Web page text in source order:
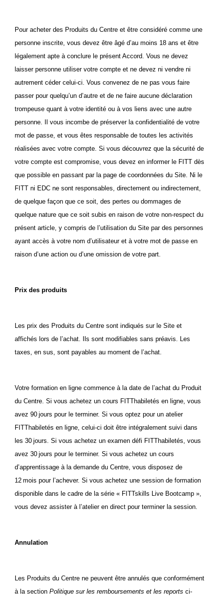
Pour acheter des Produits du Centre et être considéré comme une
personne inscrite, vous devez être âgé d’au moins 18 ans et être
légalement apte à conclure le présent Accord. Vous ne devez
laisser personne utiliser votre compte et ne devez ni vendre ni
autrement céder celui-ci. Vous convenez de ne pas vous faire
passer pour quelqu’un d’autre et de ne faire aucune déclaration
trompeuse quant à votre identité ou à vos liens avec une autre
personne. Il vous incombe de préserver la confidentialité de votre
mot de passe, et vous êtes responsable de toutes les activités
réalisées avec votre compte. Si vous découvrez que la sécurité de
votre compte est compromise, vous devez en informer le FITT dès
que possible en passant par la page de coordonnées du Site. Ni le
FITT ni EDC ne sont responsables, directement ou indirectement,
de quelque façon que ce soit, des pertes ou dommages de
quelque nature que ce soit subis en raison de votre non-respect du
présent article, y compris de l’utilisation du Site par des personnes
ayant accès à votre nom d’utilisateur et à votre mot de passe en
raison d’une action ou d’une omission de votre part.
Prix des produits
Les prix des Produits du Centre sont indiqués sur le Site et
affichés lors de l’achat. Ils sont modifiables sans préavis. Les
taxes, en sus, sont payables au moment de l’achat.
Votre formation en ligne commence à la date de l’achat du Produit
du Centre. Si vous achetez un cours FITThabiletés en ligne, vous
avez 90 jours pour le terminer. Si vous optez pour un atelier
FITThabiletés en ligne, celui-ci doit être intégralement suivi dans
les 30 jours. Si vous achetez un examen défi FITThabiletés, vous
avez 30 jours pour le terminer. Si vous achetez un cours
d’apprentissage à la demande du Centre, vous disposez de
12 mois pour l’achever. Si vous achetez une session de formation
disponible dans le cadre de la série « FITTskills Live Bootcamp »,
vous devez assister à l’atelier en direct pour terminer la session.
Annulation
Les Produits du Centre ne peuvent être annulés que conformément
à la section Politique sur les remboursements et les reports ci-